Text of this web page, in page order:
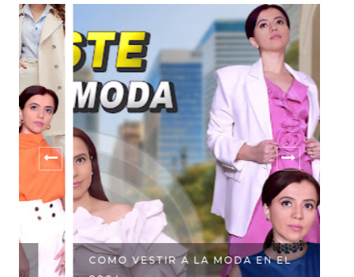
COMO VESTIR A LA MODA EN EL